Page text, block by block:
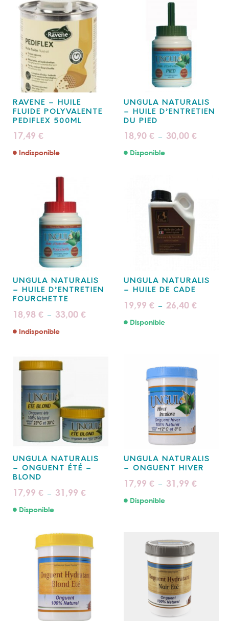
RAVENE – HUILE
FLUIDE POLYVALENTE
PEDIFLEX 500ML
17,49 €
Indisponible
UNGULA NATURALIS
– HUILE D’ENTRETIEN
DU PIED
18,90 € – 30,00 €Plage
de
Disponible
UNGULA NATURALIS
– HUILE D’ENTRETIEN
FOURCHETTE
18,98 € – 33,00 €Plage
de
Indisponible
UNGULA NATURALIS
– HUILE DE CADE
19,99 € – 26,40 €Plage
de
Disponible
UNGULA NATURALIS
– ONGUENT ÉTÉ –
BLOND
17,99 € – 31,99 €Plage
de
Disponible
UNGULA NATURALIS
– ONGUENT HIVER
17,99 € – 31,99 €Plage
de
Disponible